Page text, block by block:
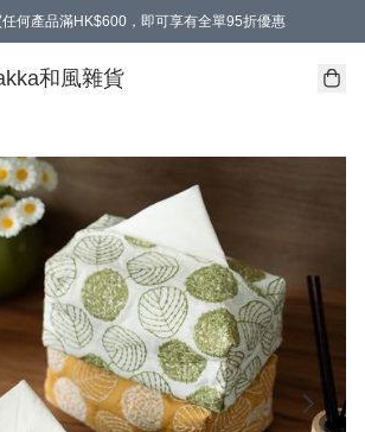
何產品滿HK$600，即可享有全單95折優惠
配送，單一訂單消費購物滿HK$680(折扣後），可享有
和風雜貨